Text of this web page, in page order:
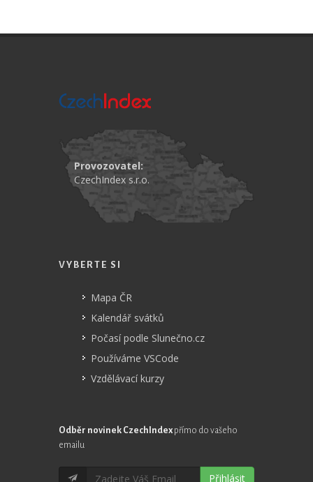
Provozovatel:
CzechIndex s.r.o.
VYBERTE SI
Mapa ČR
Kalendář svátků
Počasí podle Slunečno.cz
Používáme VSCode
Vzdělávací kurzy
Odběr novinek CzechIndex přímo do vašeho
emailu
Přihlásit